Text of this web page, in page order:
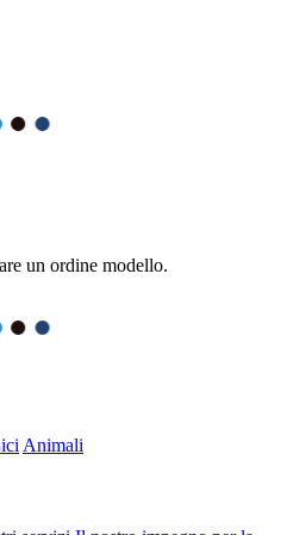
un ordine modello.
Animali